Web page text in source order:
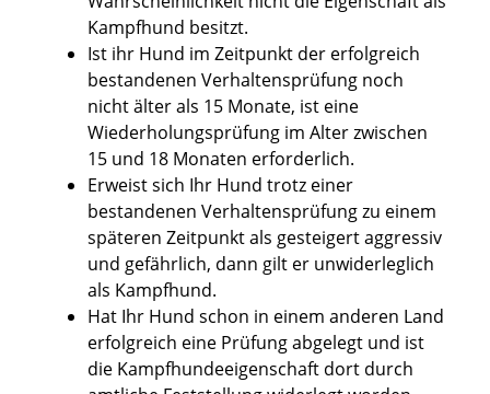
Kampfhund besitzt.
Ist ihr Hund im Zeitpunkt der erfolgreich
bestandenen Verhaltensprüfung noch
nicht älter als 15 Monate, ist eine
Wiederholungsprüfung im Alter zwischen
15 und 18 Monaten erforderlich.
Erweist sich Ihr Hund trotz einer
bestandenen Verhaltensprüfung zu einem
späteren Zeitpunkt als gesteigert aggressiv
und gefährlich, dann gilt er unwiderleglich
als Kampfhund.
Hat Ihr Hund schon in einem anderen Land
erfolgreich eine Prüfung abgelegt und ist
die Kampfhundeeigenschaft dort durch